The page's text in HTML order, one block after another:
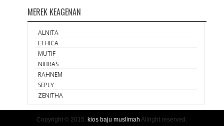
MEREK KEAGENAN
ALNITA
ETHICA
MUTIF
NIBRAS
RAHNEM
SEPLY
ZENITHA
Copyright © 2015. kios baju muslimah Allright reserved.